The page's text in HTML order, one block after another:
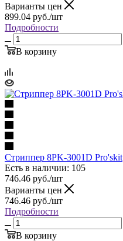
Варианты цен
899.04 руб./шт
Подробности
В корзину
Стриппер 8PK-3001D Pro'skit
Есть в наличии: 105
746.46 руб./шт
Варианты цен
746.46 руб./шт
Подробности
В корзину